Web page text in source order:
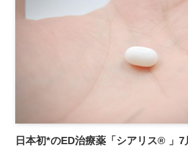
日本初*のED治療薬「シアリス® 」7